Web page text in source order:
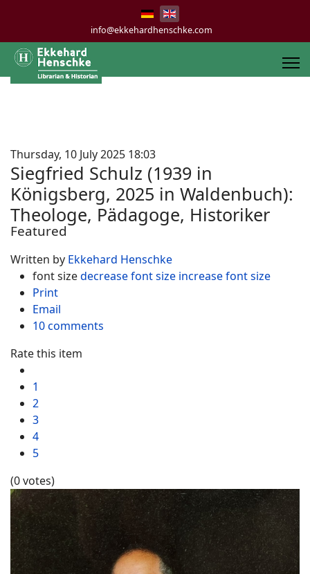
info@ekkehardhenschke.com
Thursday, 10 July 2025 18:03
Siegfried Schulz (1939 in
Königsberg, 2025 in Waldenbuch):
Theologe, Pädagoge, Historiker
Featured
Written by Ekkehard Henschke
font sizedecrease font size increase font size
Print
Email
10comments
Rate this item
1
2
3
4
5
(0 votes)